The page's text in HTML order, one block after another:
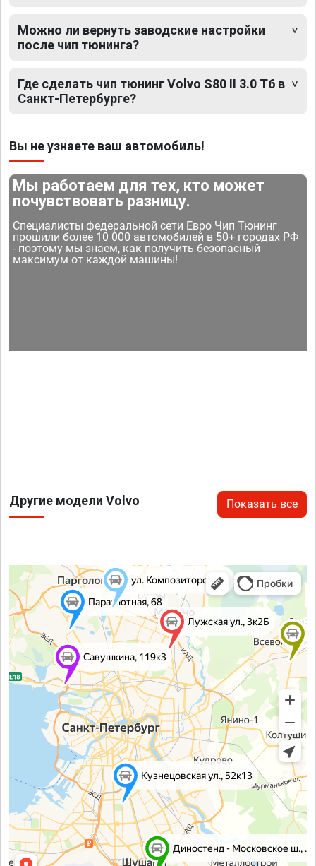
Можно ли вернуть заводские настройки
после чип тюнинга?
Где сделать чип тюнинг Volvo S80 II 3.0 T6 в
Санкт-Петербурге?
Вы не узнаете ваш автомобиль!
Мы работаем для тех, кто может
почувствовать разницу.
Специалисты федеральной сети Евро Чип Тюнинг
прошили более 10 000 автомобилей в 50+ городах РФ
- поэтому мы знаем, как получить безопасный
максимум от каждой машины!
Другие модели Volvo Показать все